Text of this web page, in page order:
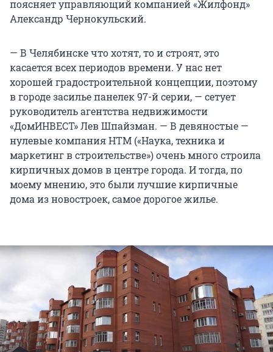
поясняет управляющий компанией «Жилфонд»
Александр Чернокульский.
— В Челябинске что хотят, то и строят, это
касается всех периодов времени. У нас нет
хорошей градостроительной концепции, поэтому
в городе засилье панелек 97-й серии, — сетует
руководитель агентства недвижимости
«ДомИНВЕСТ» Лев Шпайзман. — В девяностые —
нулевые компания НТМ («Наука, техника и
маркетинг в строительстве») очень много строила
кирпичных домов в центре города. И тогда, по
моему мнению, это были лучшие кирпичные
дома из новостроек, самое дорогое жилье.